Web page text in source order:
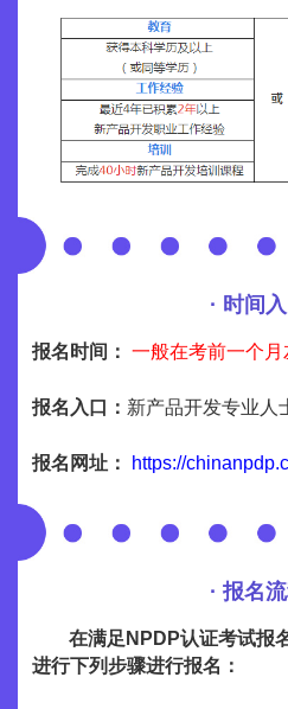
· 时间
报名时间： 一般在考前一个月
报名入口： 新产品开发专业人
报名网址： https://
· 报名
在满足NPDP认证考试报
进行下列步骤进行报名：